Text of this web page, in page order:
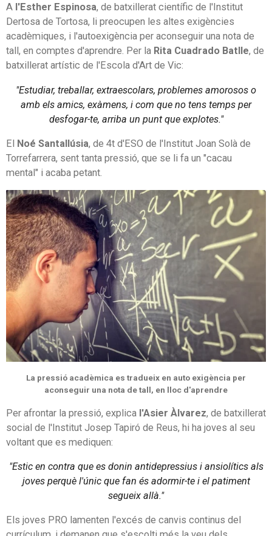
A l'Esther Espinosa, de batxillerat científic de l'Institut
Dertosa de Tortosa, li preocupen les altes exigències
acadèmiques, i l'autoexigència per aconseguir una nota de
tall, en comptes d'aprendre. Per la Rita Cuadrado Batlle, de
batxillerat artístic de l'Escola d'Art de Vic:
"Estudiar, treballar, extraescolars, problemes amorosos o
amb els amics, exàmens, i com que no tens temps per
desfogar-te, arriba un punt que explotes."
El Noé Santallúsia, de 4t d'ESO de l'Institut Joan Solà de
Torrefarrera, sent tanta pressió, que se li fa un "cacau
mental" i acaba petant.
La pressió acadèmica es tradueix en auto exigència per
aconseguir una nota de tall, en lloc d'aprendre
Per afrontar la pressió, explica l'Asier Àlvarez, de batxillerat
social de l'Institut Josep Tapiró de Reus, hi ha joves al seu
voltant que es mediquen:
"Estic en contra que es donin antidepressius i ansiolítics als
joves perquè l'únic que fan és adormir-te i el patiment
segueix allà."
Els joves PRO lamenten l'excés de canvis continus del